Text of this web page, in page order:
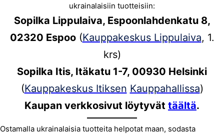
ukrainalaisiin tuotteisiin:
Sopilka Lippulaiva, Espoonlahdenkatu 8,
02320 Espoo(Kauppakeskus Lippulaiva, 1.
krs)
Sopilka Itis, Itäkatu 1-7, 00930 Helsinki
(Kauppakeskus Itiksen Kauppahallissa)
Kaupan verkkosivut löytyvät täältä.
Ostamalla ukrainalaisia tuotteita helpotat maan, sodasta